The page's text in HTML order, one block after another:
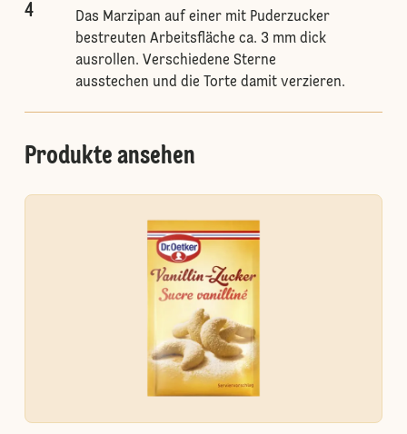
4
Das Marzipan auf einer mit Puderzucker
bestreuten Arbeitsfläche ca. 3 mm dick
ausrollen. Verschiedene Sterne
ausstechen und die Torte damit verzieren.
Produkte ansehen